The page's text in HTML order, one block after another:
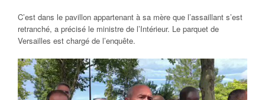
C’est dans le pavillon appartenant à sa mère que l’assaillant s’est
retranché, a précisé le ministre de l’Intérieur. Le parquet de
Versailles est chargé de l’enquête.